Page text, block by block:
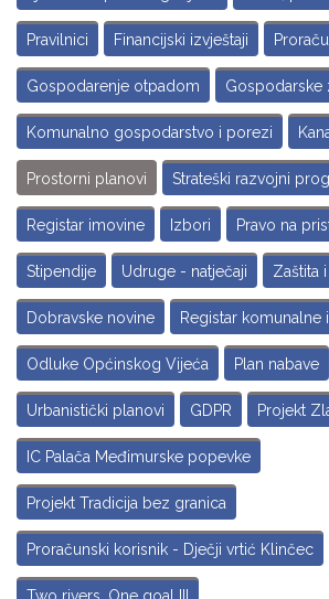
Pravilnici Financijski izvještaji
Gospodarenje otpadom Gospodarske
Komunalno gospodarstvo i porezi
Prostorni planovi Strateški razvojni
Registar imovine Izbori Pravo na
Stipendije Udruge - natječaji Zaštita
Dobravske novine Registar komunalne
Odluke Općinskog Vijeća Plan nabave
Urbanistički planovi GDPR Projekt
IC Palača Međimurske popevke
Projekt Tradicija bez granica
Proračunski korisnik - Dječji vrtić Klinčec